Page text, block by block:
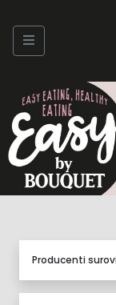
Producenti